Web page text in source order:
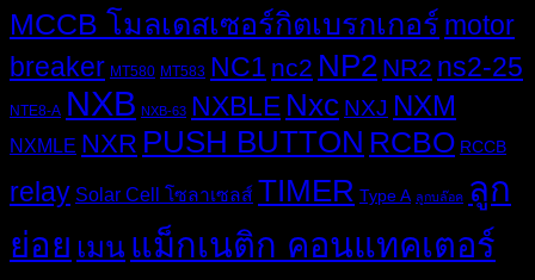
MCCB โมลเดสเซอร์กิตเบรกเกอร์ motor
breaker MT580 MT583 NC1 nc2 NP2 NR2 ns2-25
NTE8-A NXB NXB-63 NXBLE Nxc NXJ NXM
NXMLE NXR PUSH BUTTON RCBO RCCB
relay Solar Cell โซลาเซลส์ TIMER Type A ลูกบล๊อค ลูก
ย่อย เมน แม็กเนติก คอนแทคเตอร์